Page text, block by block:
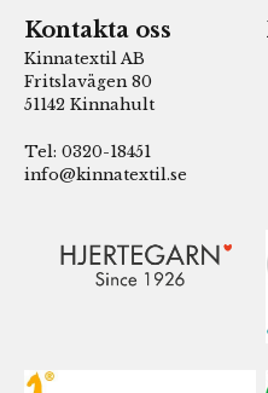
Kontakta oss
Kinnatextil AB
Fritslavägen 80
51142 Kinnahult
Tel: 0320-18451
info@kinnatextil.se